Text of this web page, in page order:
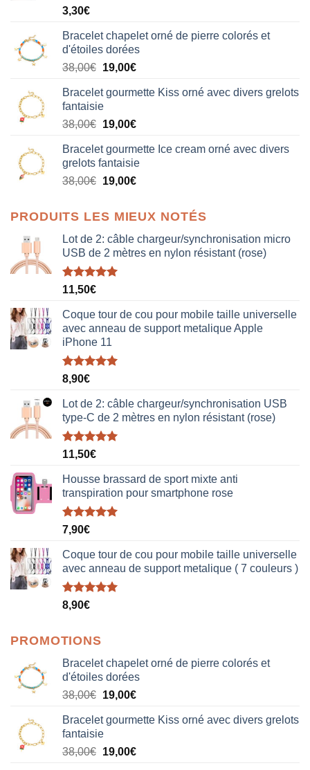
3,30€
Bracelet chapelet orné de pierre colorés et
d'étoiles dorées
38,00€ Le
initial
était :
38,00€.
19,00€Le
actuel
19,00€.
Bracelet gourmette Kiss orné avec divers grelots
fantaisie
38,00€ Le
initial
était :
38,00€.
19,00€Le
actuel
est :
19,00€.
Bracelet gourmette Ice cream orné avec divers
grelots fantaisie
38,00€ Le
était :
38,00€.
19,00€Le
est :
19,00€.
PRODUITS LES MIEUX NOTÉS
Lot de 2: câble chargeur/synchronisation micro
USB de 2 mètres en nylon résistant (rose)
Note5.00
11,50€
Coque tour de cou pour mobile taille universelle
avec anneau de support metalique Apple
iPhone 11
Note5.00
8,90€
Lot de 2: câble chargeur/synchronisation USB
type-C de 2 mètres en nylon résistant (rose)
Note5.00
11,50€
Housse brassard de sport mixte anti
transpiration pour smartphone rose
Note5.00
7,90€
Coque tour de cou pour mobile taille universelle
avec anneau de support metalique ( 7 couleurs )
Note5.00
8,90€
PROMOTIONS
Bracelet chapelet orné de pierre colorés et
d'étoiles dorées
38,00€ Le
initial
était :
38,00€.
19,00€Le
actuel
19,00€.
Bracelet gourmette Kiss orné avec divers grelots
fantaisie
38,00€ Le
19,00€Le